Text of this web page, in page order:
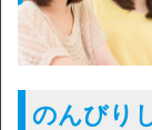
のんびり